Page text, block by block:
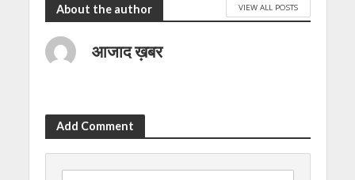
About the author VIEW ALL POSTS
आजाद ख़बर
Add Comment